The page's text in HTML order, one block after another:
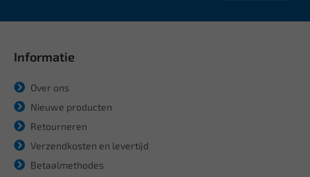
Informatie
Over ons
Nieuwe producten
Retourneren
Verzendkosten en levertijd
Betaalmethodes